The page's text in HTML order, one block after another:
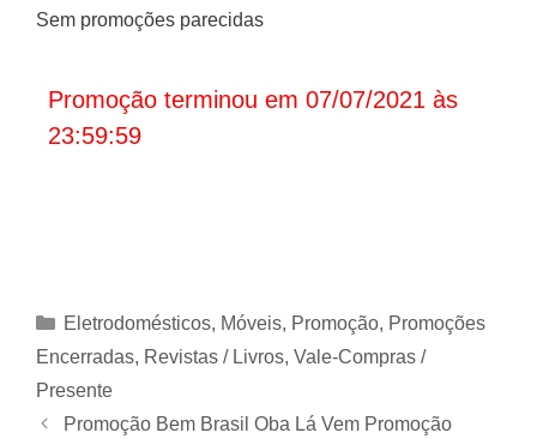
Sem promoções parecidas
Promoção terminou em 07/07/2021 às
23:59:59
Categorias
Eletrodomésticos, Móveis, Promoção, Promoções
Encerradas, Revistas / Livros, Vale-Compras /
Presente
Promoção Bem Brasil Oba Lá Vem Promoção